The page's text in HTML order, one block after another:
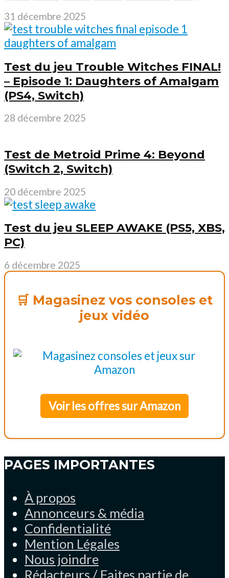
31 décembre 2025
Test du jeu Trouble Witches FINAL!
– Episode 1: Daughters of Amalgam
(PS4, Switch)
28 décembre 2025
Test de Metroid Prime 4: Beyond
(Switch 2, Switch)
20 décembre 2025
Test du jeu SLEEP AWAKE (PS5, XBS,
PC)
6 décembre 2025
🛒 Magasinez vos consoles et
jeux vidéo
Voir les offres sur Amazon
PAGES IMPORTANTES
À propos
Annonceurs & média
Confidentialité
Mention Légales
Nous joindre
Rédacteurs / Faites partie de